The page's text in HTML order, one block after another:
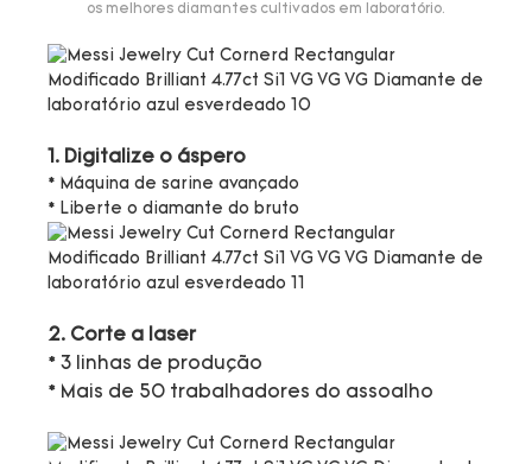
os melhores diamantes cultivados em laboratório.
1. Digitalize o áspero
* Máquina de sarine avançado
* Liberte o diamante do bruto
2. Corte a laser
* 3 linhas de produção
* Mais de 50 trabalhadores do assoalho